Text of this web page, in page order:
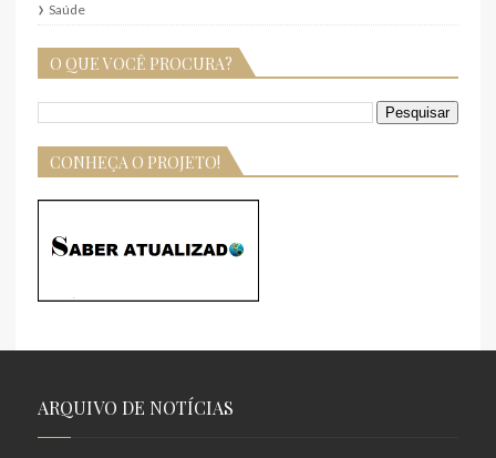
Saúde
O QUE VOCÊ PROCURA?
CONHEÇA O PROJETO!
ARQUIVO DE NOTÍCIAS